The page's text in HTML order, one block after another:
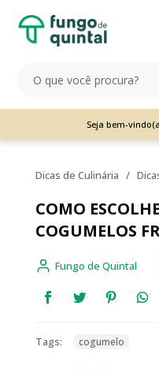
Seja bem-
Dicas de Culinária /
COMO
COGUMELOS
Fungo de Quintal
Tags: cogumelo